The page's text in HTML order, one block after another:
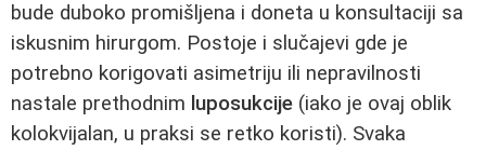
bude duboko promišljena i doneta u konsultaciji sa
iskusnim hirurgom. Postoje i slučajevi gde je
potrebno korigovati asimetriju ili nepravilnosti
nastale prethodnim luposukcije (iako je ovaj oblik
kolokvijalan, u praksi se retko koristi). Svaka